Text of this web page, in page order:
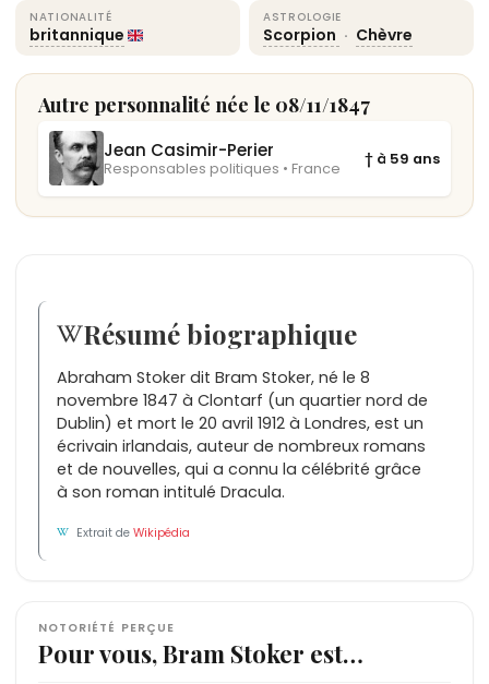
NATIONALITÉ
britannique
ASTROLOGIE
Scorpion · Chèvre
Autre personnalité née le 08/11/1847
Jean Casimir-Perier
Responsables politiques • France
† à 59 ans
Résumé biographique
Abraham Stoker dit Bram Stoker, né le 8
novembre 1847 à Clontarf (un quartier nord de
Dublin) et mort le 20 avril 1912 à Londres, est un
écrivain irlandais, auteur de nombreux romans
et de nouvelles, qui a connu la célébrité grâce
à son roman intitulé Dracula.
Extrait deWikipédia
NOTORIÉTÉ PERÇUE
Pour vous, Bram Stoker est…